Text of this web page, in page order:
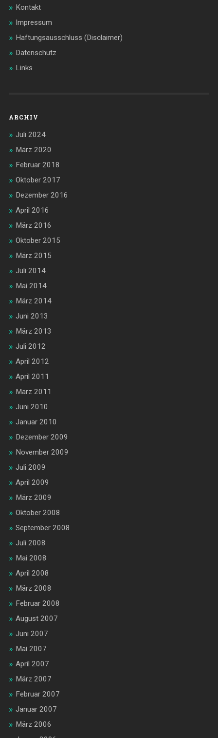
Kontakt
Impressum
Haftungsausschluss (Disclaimer)
Datenschutz
Links
ARCHIV
Juli 2024
März 2020
Februar 2018
Oktober 2017
Dezember 2016
April 2016
März 2016
Oktober 2015
März 2015
Juli 2014
Mai 2014
März 2014
Juni 2013
März 2013
Juli 2012
April 2012
April 2011
März 2011
Juni 2010
Januar 2010
Dezember 2009
November 2009
Juli 2009
April 2009
März 2009
Oktober 2008
September 2008
Juli 2008
Mai 2008
April 2008
März 2008
Februar 2008
August 2007
Juni 2007
Mai 2007
April 2007
März 2007
Februar 2007
Januar 2007
März 2006